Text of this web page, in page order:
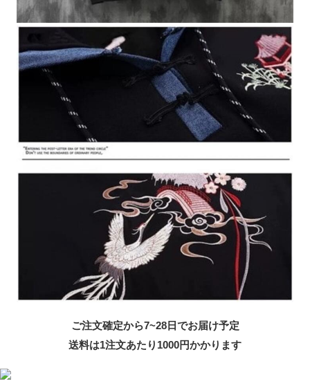
ご注文確定から7~28日でお届け予定
送料は1注文あたり 1000円かかります